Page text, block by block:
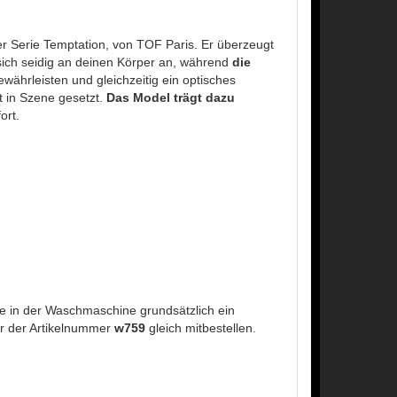
Serie Temptation, von TOF Paris. Er überzeugt
seidig an deinen Körper an, während die
und gleichzeitig ein optisches
Szene gesetzt. Das Model trägt dazu
in der Waschmaschine grundsätzlich ein
der Artikelnummer w759gleich mitbestellen.